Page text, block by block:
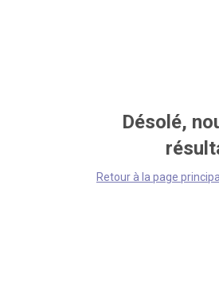
Désolé,
Retour à la page